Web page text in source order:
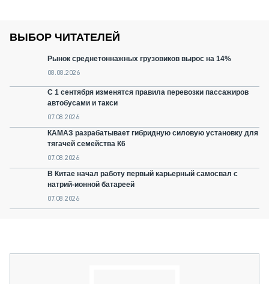
ВЫБОР ЧИТАТЕЛЕЙ
Рынок среднетоннажных грузовиков вырос на 14%
08.08.2026
С 1 сентября изменятся правила перевозки пассажиров
автобусами и такси
07.08.2026
КАМАЗ разрабатывает гибридную силовую установку для
тягачей семейства К6
07.08.2026
В Китае начал работу первый карьерный самосвал с
натрий-ионной батареей
07.08.2026